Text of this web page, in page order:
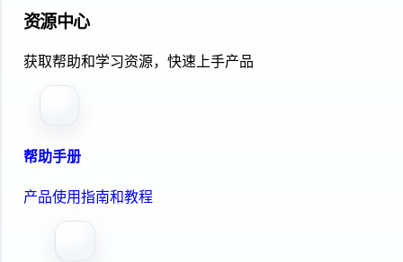
资源中心
获取帮助和学习资源，快速上手产品
帮助手册
产品使用指南和教程